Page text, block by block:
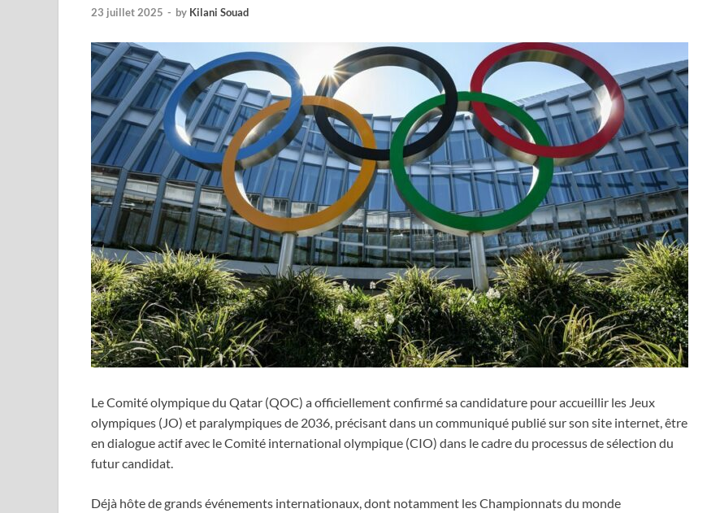
23 juillet 2025 - by Kilani Souad
Le Comité olympique du Qatar (QOC) a officiellement confirmé sa candidature pour accueillir les Jeux
olympiques (JO) et paralympiques de 2036, précisant dans un communiqué publié sur son site internet, être
en dialogue actif avec le Comité international olympique (CIO) dans le cadre du processus de sélection du
futur candidat.
Déjà hôte de grands événements internationaux, dont notamment les Championnats du monde